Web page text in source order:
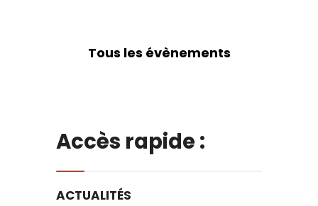
Tous les évènements
Accès rapide :
ACTUALITÉS